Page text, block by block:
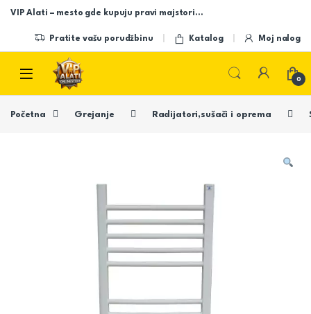
Skip to navigation
Skip to content
VIP Alati – mesto gde kupuju pravi majstori…
Pratite vašu porudžbinu Katalog Moj nalog
Open
0
Početna Grejanje Radijatori,sušači i oprema